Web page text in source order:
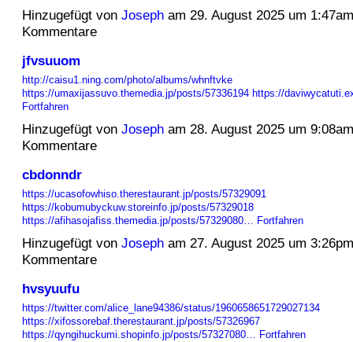
Hinzugefügt von Josepham 29. August 2025 um
Kommentare
jfvsuuom
http://caisu1.ning.com/photo/albums/whnftvke
https://umaxijassuvo.themedia.jp/posts/57336194 https://
Fortfahren
Hinzugefügt von Josepham 28. August 2025 um
Kommentare
cbdonndr
https://ucasofowhiso.therestaurant.jp/posts/57329091
https://kobumubyckuw.storeinfo.jp/posts/57329018
https://afihasojafiss.themedia.jp/posts/57329080… Fortfahren
Hinzugefügt von Josepham 27. August 2025 um
Kommentare
hvsyuufu
https://twitter.com/alice_lane94386/status/1960658651729027134
https://xifossorebaf.therestaurant.jp/posts/57326967
https://qyngihuckumi.shopinfo.jp/posts/57327080… Fortfahren